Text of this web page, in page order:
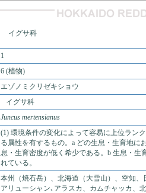
イグサ科
1
6 (植物)
エゾノミクリゼキショウ
イグサ科
Juncus mertensianus
(1) 環境条件の変化によって容易に上位ラン
る属性を有するもの。a どの生息・生育地に
息・生育密度が低く希少である。b 生息・生
れている。
本州（焼石岳）、北海道（大雪山）、空知、
アリューシャン､アラスカ、カムチャッカ、